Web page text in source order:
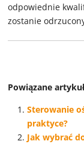
odpowiednie
zostanie
Powiązane
Sterowanie
praktyce?
Jak wybrać